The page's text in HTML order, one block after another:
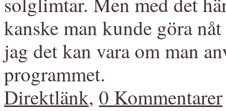
kanske man kunde göra
jag det kan vara om man
programmet.
Direktlänk, 0 Kommentarer